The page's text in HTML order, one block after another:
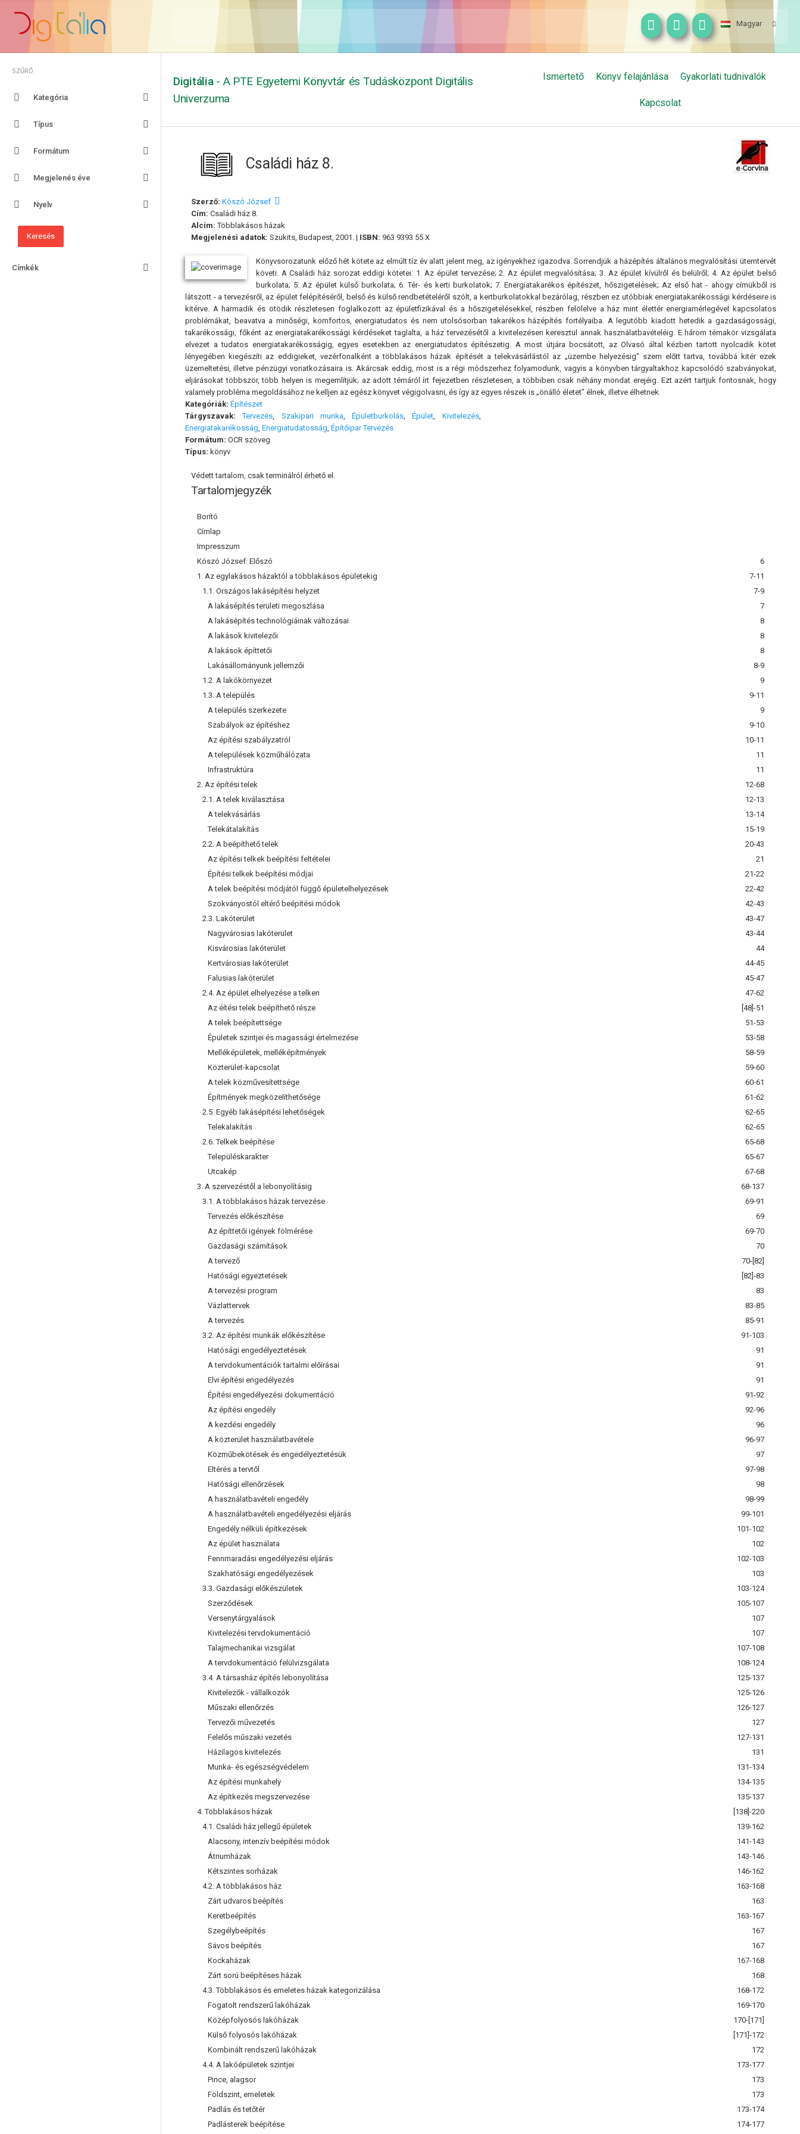
Magyar
SZŰRŐ
Kategória
Típus
Formátum
Megjelenés éve
Nyelv
Címkék
Digitália - A PTE Egyetemi Könyvtár és Tudásközpont Digitális
Univerzuma
Ismertető Könyv felajánlása Gyakorlati tudnivalók
Kapcsolat
Családi ház 8.
Szerző: Kószó József
Cím: Családi ház 8.
Alcím: Többlakásos házak
Megjelenési adatok: Szukits, Budapest, 2001. | ISBN: 963 9393 55 X
Könyvsorozatunk előző hét kötete az elmúlt tíz év alatt jelent meg, az igényekhez igazodva. Sorrendjük a házépítés általános megvalósítási ütemtervét
követi. A Családi ház sorozat eddigi kötetei: 1. Az épület tervezése; 2. Az épület megvalósítása; 3. Az épület kívülről és belülről; 4. Az épület belső
burkolata; 5. Az épület külső burkolata; 6. Tér- és kerti burkolatok; 7. Energiatakarékos építészet, hőszigetelések; Az első hat - ahogy címükből is
látszott - a tervezésről, az épület felépítéséről, belső és külső rendbetételéről szólt, a kertburkolatokkal bezárólag, részben ez utóbbiak energiatakarékossági kérdéseire is
kitérve. A harmadik és ötödik részletesen foglalkozott az épületfizikával és a hőszigetelésekkel, részben felölelve a ház mint élettér energiamérlegével kapcsolatos
problémákat, beavatva a minőségi, komfortos, energiatudatos és nem utolsósorban takarékos házépítés fortélyaiba. A legutóbb kiadott hetedik a gazdaságossági,
takarékossági, főként az energiatakarékossági kérdéseket taglalta, a ház tervezésétől a kivitelezésen keresztül annak használatbavételéig. E három témakör vizsgálata
elvezet a tudatos energiatakarékosságig, egyes esetekben az energiatudatos építészetig. A most útjára bocsátott, az Olvasó által kézben tartott nyolcadik kötet
lényegében kiegészíti az eddigieket, vezérfonalként a többlakásos házak építését a telekvásárlástól az „üzembe helyezésig” szem előtt tartva, továbbá kitér ezek
üzemeltetési, illetve pénzügyi vonatkozásaira is. Akárcsak eddig, most is a régi módszerhez folyamodunk, vagyis a könyvben tárgyaltakhoz kapcsolódó szabványokat,
eljárásokat többször, több helyen is megemlítjük; az adott témáról írt fejezetben részletesen, a többiben csak néhány mondat erejéig. Ezt azért tartjuk fontosnak, hogy
valamely probléma megoldásához ne kelljen az egész könyvet végigolvasni, és így az egyes részek is „önálló életet” élnek, illetve élhetnek.
Kategóriák: Építészet
Tárgyszavak:
Tervezés Szakipari munka Épületburkolás ,Épület Kivitelezés,
Energiatakarékosság Energiatudatosság Építőipar Tervezés
Formátum: OCR szöveg
Típus: könyv
Védett tartalom, csak terminálról érhető el.
Tartalomjegyzék
Borító
Címlap
Impresszum
Kószó József: Előszó
6
1. Az egylakásos házaktól a többlakásos épületekig
7-11
1.1. Országos lakásépítési helyzet
7-9
A lakásépítés területi megoszlása
7
A lakásépítés technológiáinak változásai
8
A lakások kivitelezői
8
A lakások építtetői
8
Lakásállományunk jellemzői
8-9
1.2. A lakókörnyezet
9
1.3. A település
9-11
A település szerkezete
9
Szabályok az építéshez
9-10
Az építési szabályzatról
10-11
A települések közműhálózata
11
Infrastruktúra
11
2. Az építési telek
12-68
2.1. A telek kiválasztása
12-13
A telekvásárlás
13-14
Telekátalakítás
15-19
2.2. A beépíthető telek
20-43
Az építési telkek beépítési feltételei
21
Építési telkek beépítési módjai
21-22
A telek beépítési módjától függő épületelhelyezések
22-42
Szokványostól eltérő beépítési módok
42-43
2.3. Lakóterület
43-47
Nagyvárosias lakóterület
43-44
Kisvárosias lakóterület
44
Kertvárosias lakóterület
44-45
Falusias lakóterület
45-47
2.4. Az épület elhelyezése a telken
47-62
Az éítési telek beépíthető része
[48]-51
A telek beépítettsége
51-53
Épületek szintjei és magassági értelmezése
53-58
Melléképületek, melléképítmények
58-59
Közterület-kapcsolat
59-60
A telek közművesítettsége
60-61
Építmények megközelíthetősége
61-62
2.5. Egyéb lakásépítési lehetőségek
62-65
Telekalakítás
62-65
2.6. Telkek beépítése
65-68
Településkarakter
65-67
Utcakép
67-68
3. A szervezéstől a lebonyolításig
68-137
3.1. A többlakásos házak tervezése
69-91
Tervezés előkészítése
69
Az építtetői igények fölmérése
69-70
Gazdasági számítások
70
A tervező
70-[82]
Hatósági egyeztetések
[82]-83
A tervezési program
83
Vázlattervek
83-85
A tervezés
85-91
3.2. Az építési munkák előkészítése
91-103
Hatósági engedélyeztetések
91
A tervdokumentációk tartalmi előírásai
91
Elvi építési engedélyezés
91
Építési engedélyezési dokumentáció
91-92
Az építési engedély
92-96
A kezdési engedély
96
A közterület használatbavétele
96-97
Közműbekötések és engedélyeztetésük
97
Eltérés a tervtől
97-98
Hatósági ellenőrzések
98
A használatbavételi engedély
98-99
A használatbavételi engedélyezési eljárás
99-101
Engedély nélküli építkezések
101-102
Az épület használata
102
Fennmaradási engedélyezési eljárás
102-103
Szakhatósági engedélyezések
103
3.3. Gazdasági előkészületek
103-124
Szerződések
105-107
Versenytárgyalások
107
Kivitelezési tervdokumentáció
107
Talajmechanikai vizsgálat
107-108
A tervdokumentáció felülvizsgálata
108-124
3.4. A társasház építés lebonyolítása
125-137
Kivitelezők - vállalkozók
125-126
Műszaki ellenőrzés
126-127
Tervezői művezetés
127
Felelős műszaki vezetés
127-131
Házilagos kivitelezés
131
Munka- és egészségvédelem
131-134
Az építési munkahely
134-135
Az építkezés megszervezése
135-137
4. Többlakásos házak
[138]-220
4.1. Családi ház jellegű épületek
139-162
Alacsony, intenzív beépítési módok
141-143
Átriumházak
143-146
Kétszintes sorházak
146-162
4.2. A többlakásos ház
163-168
Zárt udvaros beépítés
163
Keretbeépítés
163-167
Szegélybeépítés
167
Sávos beépítés
167
Kockaházak
167-168
Zárt sorú beépítéses házak
168
4.3. Többlakásos és emeletes házak kategorizálása
168-172
Fogatolt rendszerű lakóházak
169-170
Középfolyosós lakóházak
170-[171]
Külső folyosós lakóházak
[171]-172
Kombinált rendszerű lakóházak
172
4.4. A lakóépületek szintjei
173-177
Pince, alagsor
173
Földszint, emeletek
173
Padlás és tetőtér
173-174
Padlásterek beépítése
174-177